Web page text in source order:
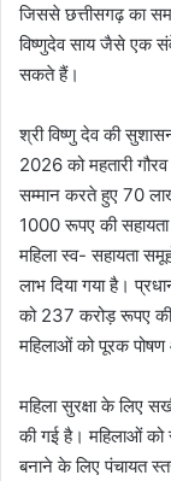
जिससे छत्तीसगढ़ का
विष्णुदेव साय जैसे एक
सकते हैं।
श्री विष्णु देव की
2026 को महतारी
सम्मान करते हुए 70
1000 रूपए की
महिला स्व- सहायता
लाभ दिया गया है।
को 237 करोड़ रूपए की
महिलाओं को पूरक पोषण
महिला सुरक्षा के लिए
की गई है। महिलाओं को
बनाने के लिए पंचायत